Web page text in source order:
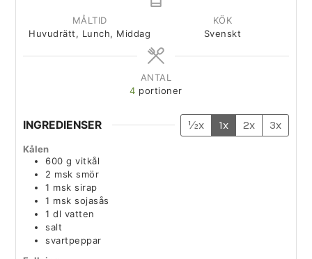
MÅLTID
Huvudrätt, Lunch, Middag
KÖK
Svenskt
ANTAL
4 portioner
INGREDIENSER ½x 1x 2x 3x
Kålen
600 g vitkål
2 msk smör
1 msk sirap
1 msk sojasås
1 dl vatten
salt
svartpeppar